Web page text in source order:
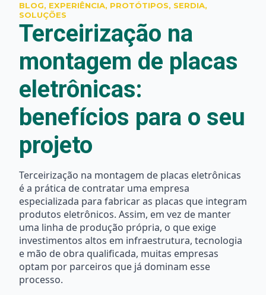
BLOG, EXPERIÊNCIA, PROTÓTIPOS, SERDIA,
SOLUÇÕES
Terceirização na
montagem de placas
eletrônicas:
benefícios para o seu
projeto
Terceirização na montagem de placas eletrônicas
é a prática de contratar uma empresa
especializada para fabricar as placas que integram
produtos eletrônicos. Assim, em vez de manter
uma linha de produção própria, o que exige
investimentos altos em infraestrutura, tecnologia
e mão de obra qualificada, muitas empresas
optam por parceiros que já dominam esse
processo.